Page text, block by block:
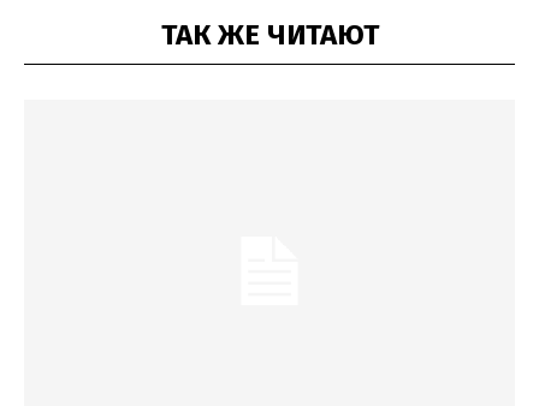
ТАК ЖЕ ЧИТАЮТ